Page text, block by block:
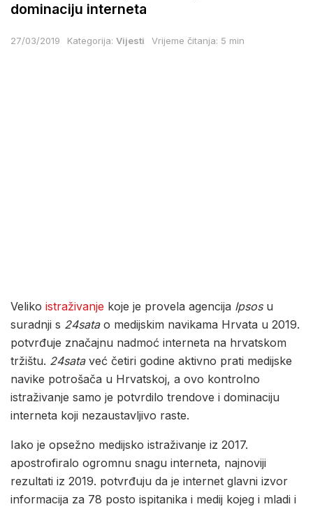
dominaciju interneta
27/03/2019 Kategorija: Vijesti Vrijeme čitanja: 5 min
Veliko istraživanje koje je provela agencija Ipsosu
suradnji s 24satao medijskim navikama Hrvata u 2019.
potvrđuje značajnu nadmoć interneta na hrvatskom
tržištu. 24sataveć četiri godine aktivno prati medijske
navike potrošača u Hrvatskoj, a ovo kontrolno
istraživanje samo je potvrdilo trendove i dominaciju
interneta koji nezaustavljivo raste.
Iako je opsežno medijsko istraživanje iz 2017.
apostrofiralo ogromnu snagu interneta, najnoviji
rezultati iz 2019. potvrđuju da je internet glavni izvor
informacija za 78 posto ispitanika i medij kojeg i mladi i